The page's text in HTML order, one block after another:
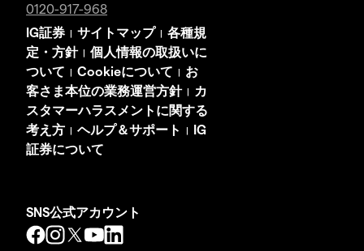
0120-917-968
IG証券 | サイトマップ | 各種規
定・方針| 個人情報の取扱いに
ついて | Cookieについて | お
客さま本位の業務運営方針|
カ
スタマーハラスメントに関する
考え方 | ヘルプ＆サポート | IG
証券について
SNS公式アカウント